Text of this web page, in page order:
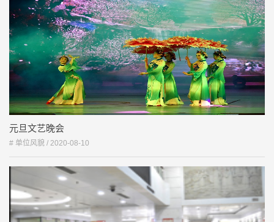
元旦文艺晚会
# 单位风貌 / 2020-08-10